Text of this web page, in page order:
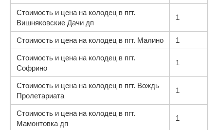
Стоимость и цена на колодец в пгт.
Вишняковские Дачи дп
1
Стоимость и цена на колодец в пгт. Малино 1
Стоимость и цена на колодец в пгт.
Софрино
1
Стоимость и цена на колодец в пгт. Вождь
Пролетариата
1
Стоимость и цена на колодец в пгт.
Мамонтовка дп
1